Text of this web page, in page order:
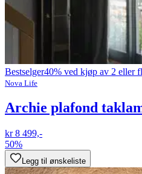
Bestselger40% ved kjøp av 2 eller
Nova Life
Archie plafond
kr 8 499,-
50%
Legg til ønskeliste